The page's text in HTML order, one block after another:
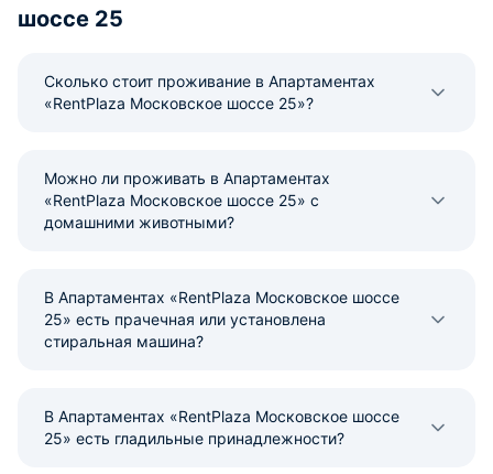
шоссе 25
Сколько стоит проживание в Апартаментах
«RentPlaza Московское шоссе 25»?
Можно ли проживать в Апартаментах
«RentPlaza Московское шоссе 25» с
домашними животными?
В Апартаментах «RentPlaza Московское шоссе
25» есть прачечная или установлена
стиральная машина?
В Апартаментах «RentPlaza Московское шоссе
25» есть гладильные принадлежности?